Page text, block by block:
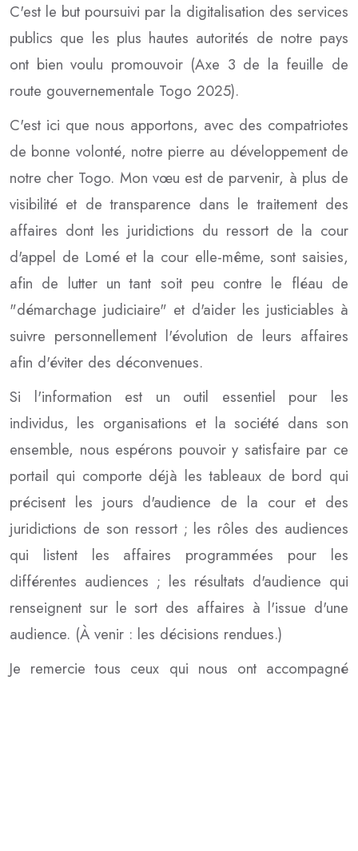
C'est le but poursuivi par la digitalisation des services
publics que les plus hautes autorités de notre pays
ont bien voulu promouvoir (Axe 3 de la feuille de
route gouvernementale Togo 2025).
C'est ici que nous apportons, avec des compatriotes
de bonne volonté, notre pierre au développement de
notre cher Togo. Mon vœu est de parvenir, à plus de
visibilité et de transparence dans le traitement des
affaires dont les juridictions du ressort de la cour
d'appel de Lomé et la cour elle-même, sont saisies,
afin de lutter un tant soit peu contre le fléau de
"démarchage judiciaire" et d'aider les justiciables à
suivre personnellement l'évolution de leurs affaires
afin d'éviter des déconvenues.
Si l'information est un outil essentiel pour les
individus, les organisations et la société dans son
ensemble, nous espérons pouvoir y satisfaire par ce
portail qui comporte déjà les tableaux de bord qui
précisent les jours d'audience de la cour et des
juridictions de son ressort ; les rôles des audiences
qui listent les affaires programmées pour les
différentes audiences ; les résultats d'audience qui
renseignent sur le sort des affaires à l'issue d'une
audience. (À venir : les décisions rendues.)
Je remercie tous ceux qui nous ont accompagné